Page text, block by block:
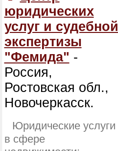
юридических
услуг и судебной
экспертизы
"Фемида" -
Россия,
Ростовская обл.,
Новочеркасск.
Юридические услуги
в сфере